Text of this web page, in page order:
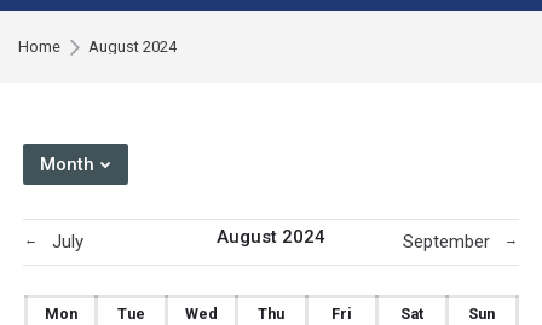
Home August 2024
Month
← July August 2024 September →
Monday
Mon Tuesday
Tue Wednesday
Wed Thursday
Thu Friday
Fri Saturday
Sat Sunday
Sun